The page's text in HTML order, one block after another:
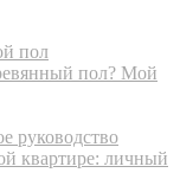
пол
пол? Мой
руководство
квартире: личный